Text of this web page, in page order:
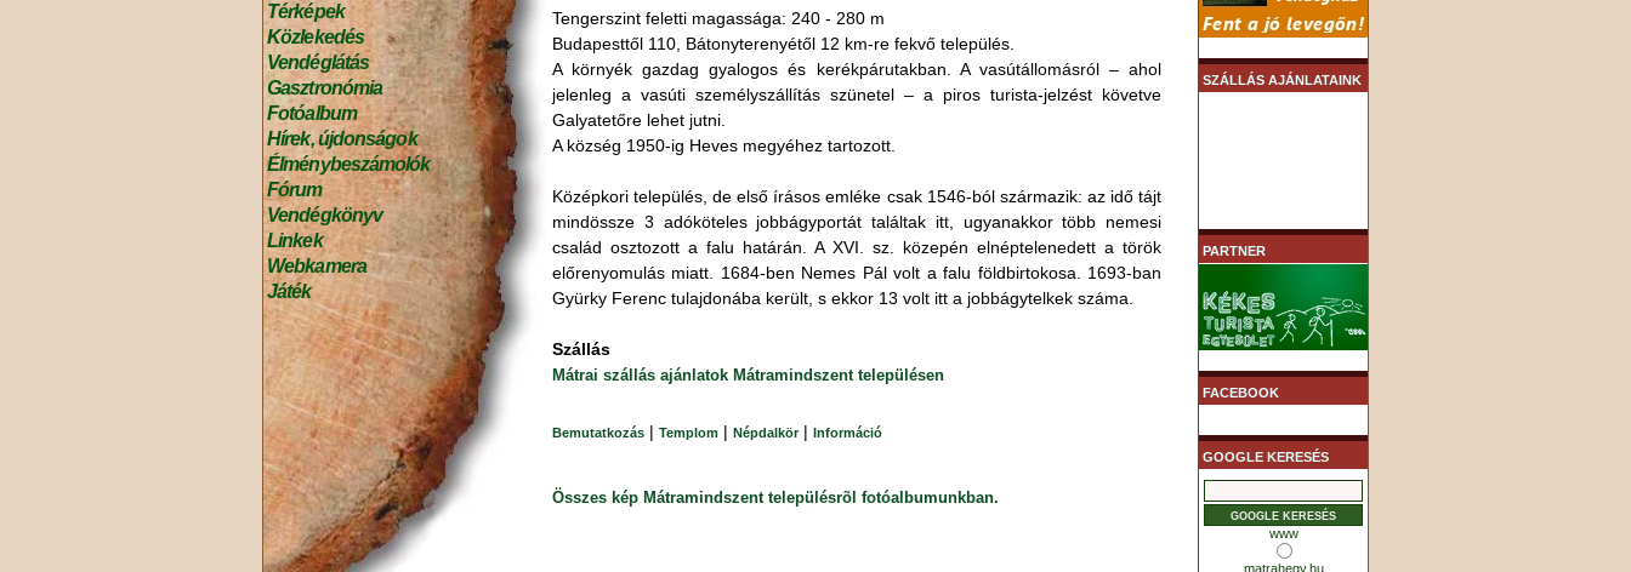
Térképek
Közlekedés
Vendéglátás
Gasztronómia
Fotóalbum
Hírek, újdonságok
Élménybeszámolók
Fórum
Vendégkönyv
Linkek
Webkamera
Játék
Tengerszint feletti magassága: 240 - 280 m
Budapesttől 110, Bátonyterenyétől 12 km-re fekvő település.
A környék gazdag gyalogos és kerékpárutakban. A vasútállomásról – ahol
jelenleg a vasúti személyszállítás szünetel – a piros turista-jelzést követve
Galyatetőre lehet jutni.
A község 1950-ig Heves megyéhez tartozott.
Középkori település, de első írásos emléke csak 1546-ból származik: az idő tájt
mindössze 3 adóköteles jobbágyportát találtak itt, ugyanakkor több nemesi
család osztozott a falu határán. A XVI. sz. közepén elnéptelenedett a török
előrenyomulás miatt. 1684-ben Nemes Pál volt a falu földbirtokosa. 1693-ban
Gyürky Ferenc tulajdonába került, s ekkor 13 volt itt a jobbágytelkek száma.
Szállás
Mátrai szállás ajánlatok Mátramindszent településen
Bemutatkozás | Templom | Népdalkör| Információ
Összes kép Mátramindszent településrõl fotóalbumunkban.
SZÁLLÁS AJÁNLATAINK
PARTNER
FACEBOOK
GOOGLE KERESÉS
www
matrahegy.hu